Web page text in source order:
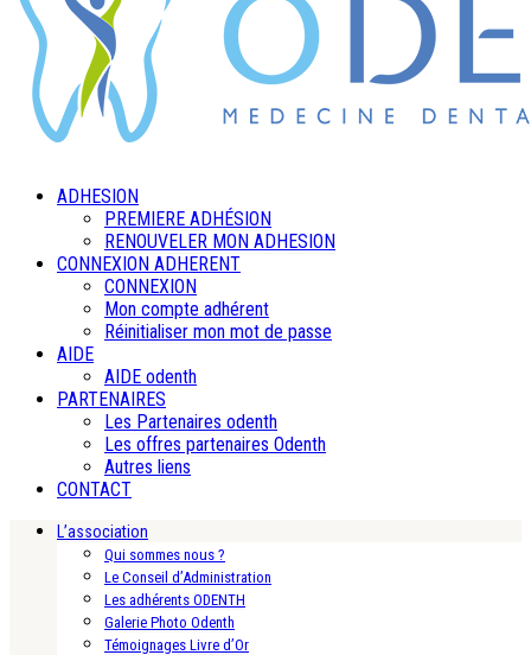
ADHESION
PREMIERE ADHÉSION
RENOUVELER MON ADHESION
CONNEXION ADHERENT
CONNEXION
Mon compte adhérent
Réinitialiser mon mot de passe
AIDE
AIDE odenth
PARTENAIRES
Les Partenaires odenth
Les offres partenaires Odenth
Autres liens
CONTACT
L’association
Qui sommes nous ?
Le Conseil d’Administration
Les adhérents ODENTH
Galerie Photo Odenth
Témoignages Livre d’Or